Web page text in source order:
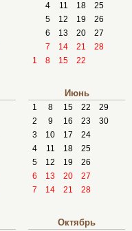
4
11 18
25
5
12 19
26
6
13 20
27
7
14 21
28
1
8 15 22
Июнь
1 8 15 22
29
2
9 16 23
30
3
10 17
24
4
11 18
25
5
12 19
26
6
13 20
27
7
14 21 28
Октябрь